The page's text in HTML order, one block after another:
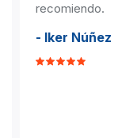
recomiendo.
- Iker Núñez